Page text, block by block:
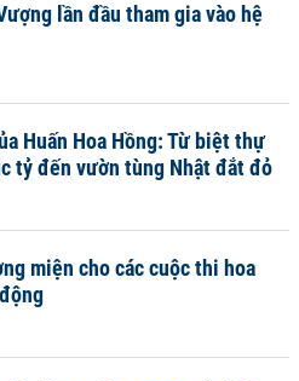
lần đầu tham gia vào hệ
Huấn Hoa Hồng: Từ biệt thự
tỷ đến vườn tùng Nhật đắt đỏ
miện cho các cuộc thi hoa